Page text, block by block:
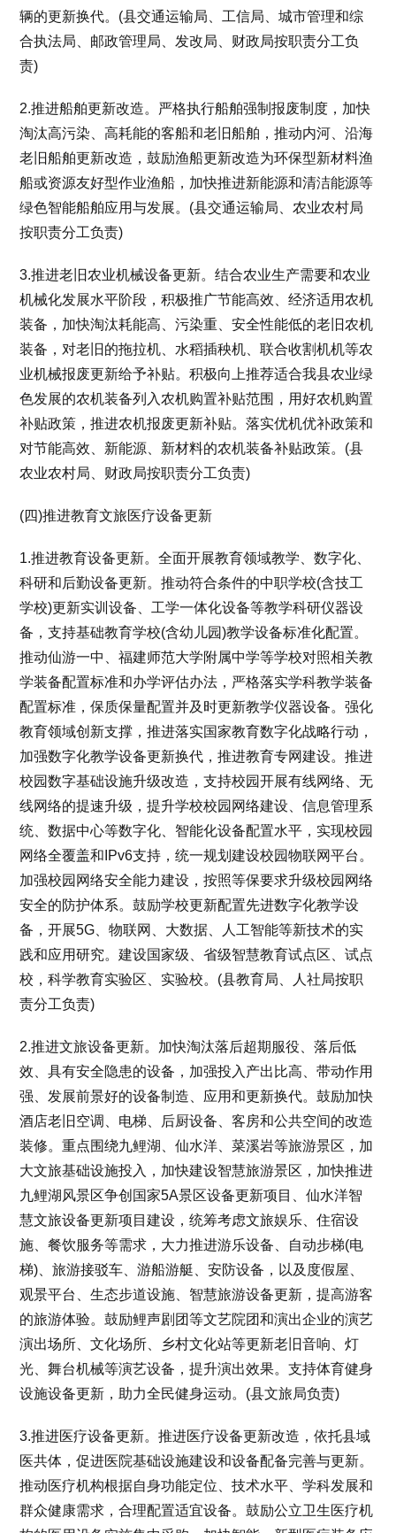
辆的更新换代。(县交通运输局、工信局、城市管理和综
合执法局、邮政管理局、发改局、财政局按职责分工负
责)
2.推进船舶更新改造。严格执行船舶强制报废制度，加快
淘汰高污染、高耗能的客船和老旧船舶，推动内河、沿海
老旧船舶更新改造，鼓励渔船更新改造为环保型新材料渔
船或资源友好型作业渔船，加快推进新能源和清洁能源等
绿色智能船舶应用与发展。(县交通运输局、农业农村局
按职责分工负责)
3.推进老旧农业机械设备更新。结合农业生产需要和农业
机械化发展水平阶段，积极推广节能高效、经济适用农机
装备，加快淘汰耗能高、污染重、安全性能低的老旧农机
装备，对老旧的拖拉机、水稻插秧机、联合收割机机等农
业机械报废更新给予补贴。积极向上推荐适合我县农业绿
色发展的农机装备列入农机购置补贴范围，用好农机购置
补贴政策，推进农机报废更新补贴。落实优机优补政策和
对节能高效、新能源、新材料的农机装备补贴政策。(县
农业农村局、财政局按职责分工负责)
(四)推进教育文旅医疗设备更新
1.推进教育设备更新。全面开展教育领域教学、数字化、
科研和后勤设备更新。推动符合条件的中职学校(含技工
学校)更新实训设备、工学一体化设备等教学科研仪器设
备，支持基础教育学校(含幼儿园)教学设备标准化配置。
推动仙游一中、福建师范大学附属中学等学校对照相关教
学装备配置标准和办学评估办法，严格落实学科教学装备
配置标准，保质保量配置并及时更新教学仪器设备。强化
教育领域创新支撑，推进落实国家教育数字化战略行动，
加强数字化教学设备更新换代，推进教育专网建设。推进
校园数字基础设施升级改造，支持校园开展有线网络、无
线网络的提速升级，提升学校校园网络建设、信息管理系
统、数据中心等数字化、智能化设备配置水平，实现校园
网络全覆盖和IPv6支持，统一规划建设校园物联网平台。
加强校园网络安全能力建设，按照等保要求升级校园网络
安全的防护体系。鼓励学校更新配置先进数字化教学设
备，开展5G、物联网、大数据、人工智能等新技术的实
践和应用研究。建设国家级、省级智慧教育试点区、试点
校，科学教育实验区、实验校。(县教育局、人社局按职
责分工负责)
2.推进文旅设备更新。加快淘汰落后超期服役、落后低
效、具有安全隐患的设备，加强投入产出比高、带动作用
强、发展前景好的设备制造、应用和更新换代。鼓励加快
酒店老旧空调、电梯、后厨设备、客房和公共空间的改造
装修。重点围绕九鲤湖、仙水洋、菜溪岩等旅游景区，加
大文旅基础设施投入，加快建设智慧旅游景区，加快推进
九鲤湖风景区争创国家5A景区设备更新项目、仙水洋智
慧文旅设备更新项目建设，统筹考虑文旅娱乐、住宿设
施、餐饮服务等需求，大力推进游乐设备、自动步梯(电
梯)、旅游接驳车、游船游艇、安防设备，以及度假屋、
观景平台、生态步道设施、智慧旅游设备更新，提高游客
的旅游体验。鼓励鲤声剧团等文艺院团和演出企业的演艺
演出场所、文化场所、乡村文化站等更新老旧音响、灯
光、舞台机械等演艺设备，提升演出效果。支持体育健身
设施设备更新，助力全民健身运动。(县文旅局负责)
3.推进医疗设备更新。推进医疗设备更新改造，依托县域
医共体，促进医院基础设施建设和设备配备完善与更新。
推动医疗机构根据自身功能定位、技术水平、学科发展和
群众健康需求，合理配置适宜设备。鼓励公立卫生医疗机